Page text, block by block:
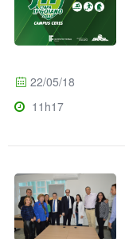
22/05/18
11h17